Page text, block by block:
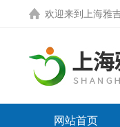
欢迎来到 上海雅
网站首页